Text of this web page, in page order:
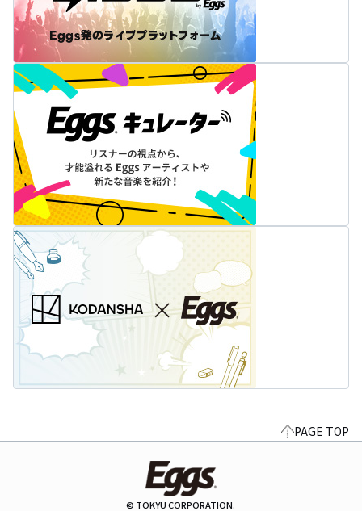
PAGE TOP
© TOKYU CORPORATION.